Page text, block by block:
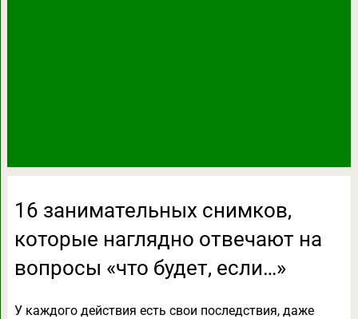
16 занимательных снимков,
которые наглядно отвечают на
вопросы «что будет, если…»
У каждого действия есть свои последствия, даже